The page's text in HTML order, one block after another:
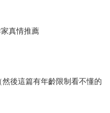
真情推薦
後這篇有年齡限制看不懂的